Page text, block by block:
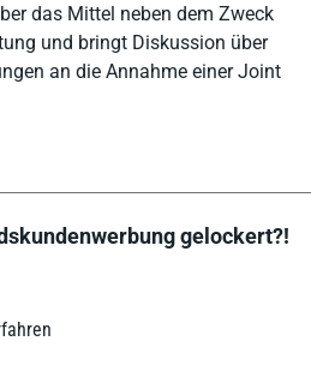
das Mittel neben dem Zweck
und bringt Diskussion über
an die Annahme einer Joint
gelockert?!